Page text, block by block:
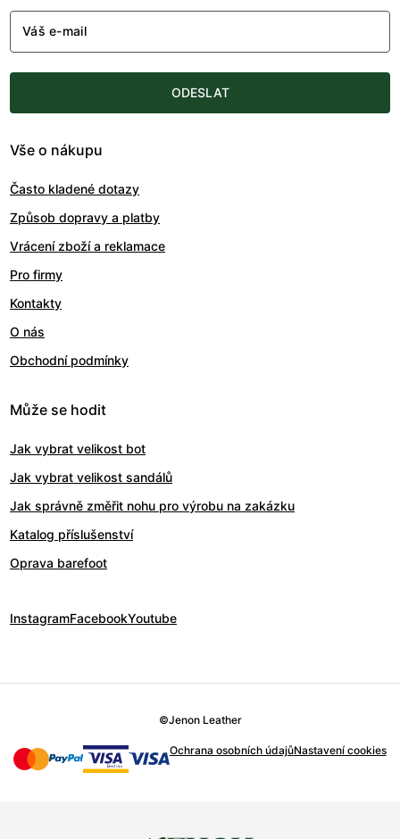
Váš e-mail
ODESLAT
Vše o nákupu
Často kladené dotazy
Způsob dopravy a platby
Vrácení zboží a reklamace
Pro firmy
Kontakty
O nás
Obchodní podmínky
Může se hodit
Jak vybrat velikost bot
Jak vybrat velikost sandálů
Jak správně změřit nohu pro výrobu na zakázku
Katalog příslušenství
Oprava barefoot
InstagramFacebookYoutube
©Jenon Leather
Ochrana osobních údajůNastavení cookies